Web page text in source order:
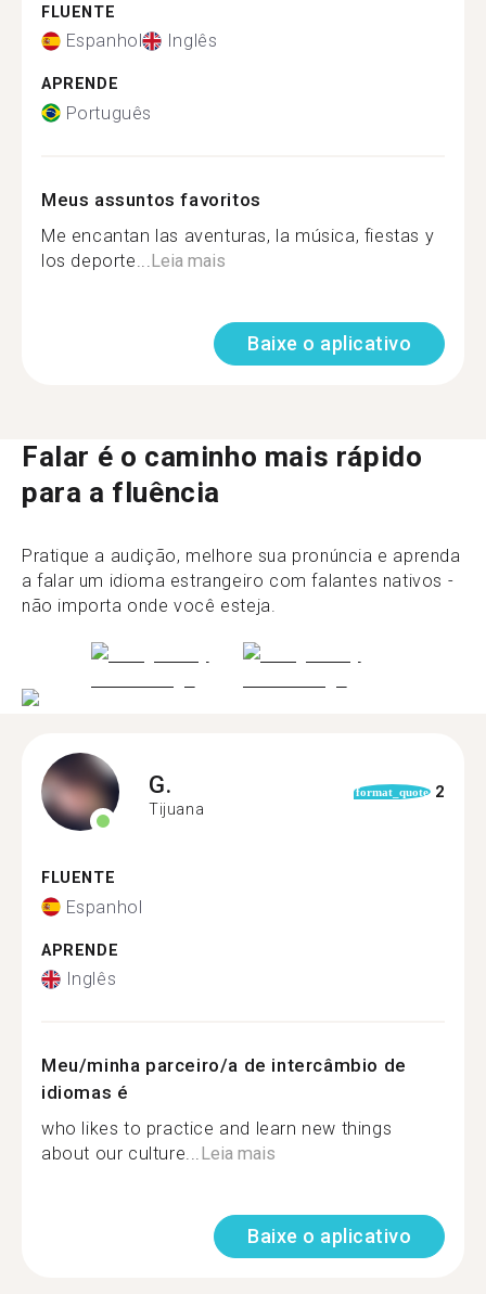
FLUENTE
Espanhol Inglês
APRENDE
Português
Meus assuntos favoritos
Me encantan las aventuras, la música, fiestas y
los deporte... Leia mais
Baixe o aplicativo
Falar é o caminho mais rápido
para a fluência
Pratique a audição, melhore sua pronúncia e aprenda
a falar um idioma estrangeiro com falantes nativos -
não importa onde você esteja.
G.
Tijuana
format_quote 2
FLUENTE
Espanhol
APRENDE
Inglês
Meu/minha parceiro/a de intercâmbio de
idiomas é
who likes to practice and learn new things
about our culture...Leia mais
Baixe o aplicativo